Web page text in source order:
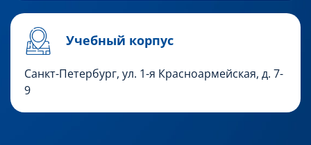
Учебный корпус
Санкт-Петербург, ул. 1-я Красноармейская, д. 7-
9